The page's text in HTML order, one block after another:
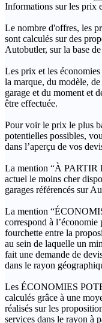
Informations sur les prix
Le nombre d'offres, les
sont calculés sur des
Autobutler, sur la base
Les prix et les
la marque, du modèle,
garage et du moment et
être effectuée.
Pour voir le prix le plus
potentielles possibles,
dans l’aperçu de vos
La mention “À PARTIR
actuel le moins cher
garages référencés sur
La mention
correspond à
fourchette entre la
au sein de laquelle un
fait une demande de
dans le rayon
Les ÉCONOMIES
calculés grâce à une
réalisés sur les
services dans le rayon à